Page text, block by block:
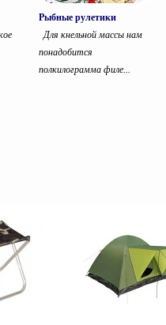
Рыбные рулетики
Для кнельной массы нам
понадобится
полкилограмма филе...